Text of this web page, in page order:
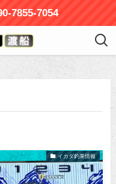
7855-7054
イカダ釣果情報